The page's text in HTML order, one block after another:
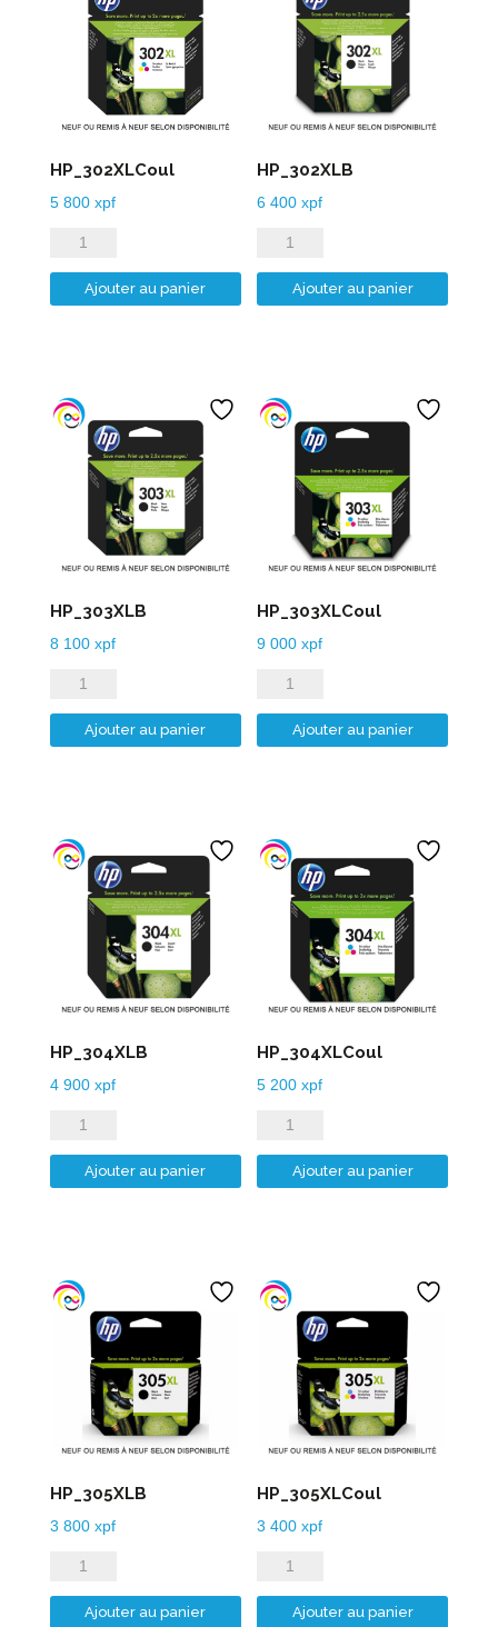
HP_302XLCoul
5 800 xpf
quantité
de
HP_302XLCoul
Ajouter au panier
HP_302XLB
6 400xpf
quantité
de
HP_302XLB
Ajouter au panier
HP_303XLB
8 100 xpf
quantité
de
HP_303XLB
Ajouter au panier
HP_303XLCoul
9 000xpf
quantité
de
HP_303XLCoul
Ajouter au panier
HP_304XLB
4 900 xpf
quantité
de
HP_304XLB
Ajouter au panier
HP_304XLCoul
5 200xpf
quantité
de
HP_304XLCoul
Ajouter au panier
HP_305XLB
3 800 xpf
quantité
de
HP_305XLB
Ajouter au panier
HP_305XLCoul
3 400xpf
quantité
de
HP_305XLCoul
Ajouter au panier